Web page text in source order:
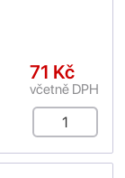
71 Kč
včetně DPH